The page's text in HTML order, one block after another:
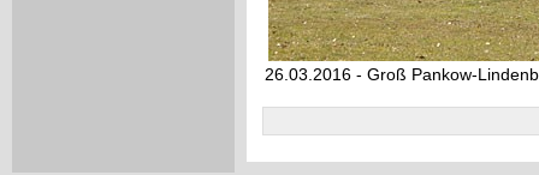
26.03.2016 - Groß Pankow-